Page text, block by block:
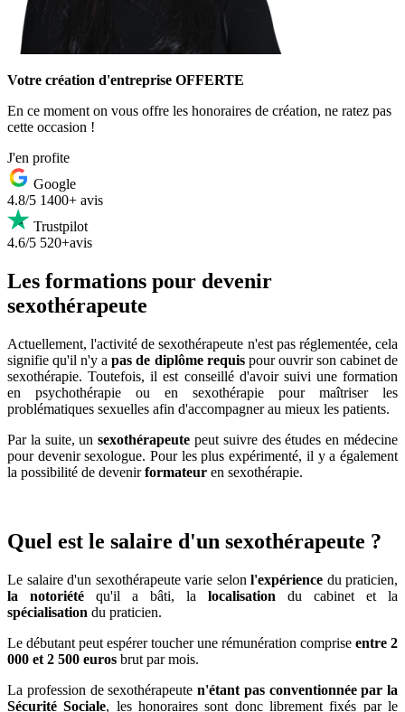
Votre création d'entreprise OFFERTE
En ce moment on vous offre les honoraires de création, ne ratez pas
cette occasion !
J'en profite
Google
4.8/5 1400+ avis
Trustpilot
4.6/5 520+avis
Les formations pour devenir
sexothérapeute
Actuellement, l'activité de sexothérapeute n'est pas réglementée, cela
signifie qu'il n'y a pas de diplôme requispour ouvrir son cabinet de
sexothérapie. Toutefois, il est conseillé d'avoir suivi une formation
en psychothérapie ou en sexothérapie pour maîtriser les
problématiques sexuelles afin d'accompagner au mieux les patients.
Par la suite, unsexothérapeute peut suivre des études en médecine
pour devenir sexologue. Pour les plus expérimenté, il y a également
la possibilité de devenirformateur en sexothérapie.
Quel est le salaire d'un sexothérapeute ?
Le salaire d'un sexothérapeute varie selon l'expérience du praticien,
la notoriété qu'il a bâti, la localisation du cabinet et la
spécialisation du praticien.
Le débutant peut espérer toucher une rémunération comprise entre 2
000 et 2 500 euros brut par mois.
La profession de sexothérapeute n'étant pas conventionnée par la
Sécurité Sociale, les honoraires sont donc librement fixés par le